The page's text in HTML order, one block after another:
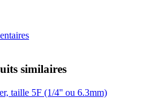
similaires